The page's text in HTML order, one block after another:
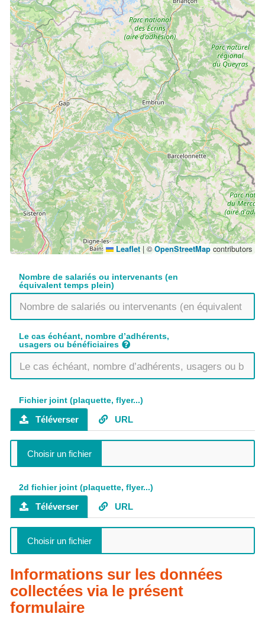
Leaflet | © OpenStreetMap contributors
Nombre de salariés ou intervenants (en
équivalent temps plein)
Le cas échéant, nombre d’adhérents,
usagers ou bénéficiaires
Fichier joint (plaquette, flyer...)
Téléverser URL
2d fichier joint (plaquette, flyer...)
Téléverser URL
Informations sur les données
collectées via le présent
formulaire